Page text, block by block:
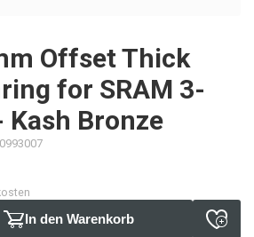
Offset Thick
for SRAM 3-
Kash Bronze
In den Warenkorb